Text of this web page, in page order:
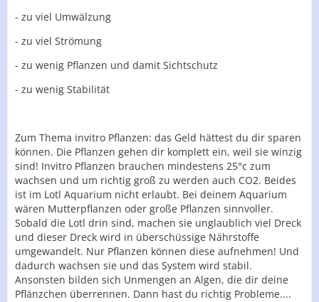
- zu viel Umwälzung
- zu viel Strömung
- zu wenig Pflanzen und damit Sichtschutz
- zu wenig Stabilität
Zum Thema invitro Pflanzen: das Geld hättest du dir sparen
können. Die Pflanzen gehen dir komplett ein, weil sie winzig
sind! Invitro Pflanzen brauchen mindestens 25°c zum
wachsen und um richtig groß zu werden auch CO2. Beides
ist im Lotl Aquarium nicht erlaubt. Bei deinem Aquarium
wären Mutterpflanzen oder große Pflanzen sinnvoller.
Sobald die Lotl drin sind, machen sie unglaublich viel Dreck
und dieser Dreck wird in überschüssige Nährstoffe
umgewandelt. Nur Pflanzen können diese aufnehmen! Und
dadurch wachsen sie und das System wird stabil.
Ansonsten bilden sich Unmengen an Algen, die dir deine
Pflänzchen überrennen. Dann hast du richtig Probleme....